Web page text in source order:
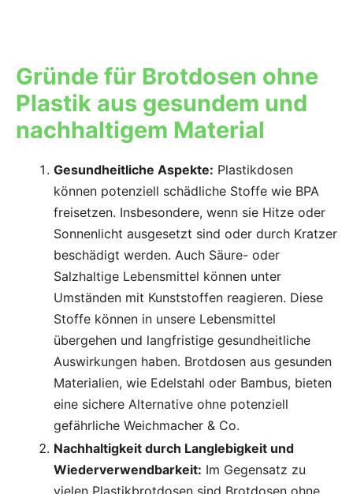
Gründe für Brotdosen ohne
Plastik aus gesundem und
nachhaltigem Material
Gesundheitliche Aspekte: Plastikdosen
können potenziell schädliche Stoffe wie BPA
freisetzen. Insbesondere, wenn sie Hitze oder
Sonnenlicht ausgesetzt sind oder durch Kratzer
beschädigt werden. Auch Säure- oder
Salzhaltige Lebensmittel können unter
Umständen mit Kunststoffen reagieren. Diese
Stoffe können in unsere Lebensmittel
übergehen und langfristige gesundheitliche
Auswirkungen haben. Brotdosen aus gesunden
Materialien, wie Edelstahl oder Bambus, bieten
eine sichere Alternative ohne potenziell
gefährliche Weichmacher & Co.
Nachhaltigkeit durch Langlebigkeit und
Wiederverwendbarkeit: Im Gegensatz zu